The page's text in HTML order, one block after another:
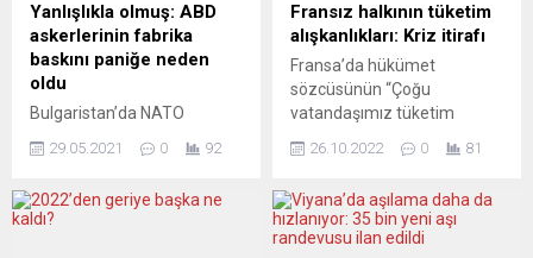
Yanlışlıkla olmuş: ABD
askerlerinin fabrika
baskını paniğe neden
oldu
Bulgaristan’da NATO
talimat aldıkları tahmin
ayçiçek fabrikasına
29.05.2021 0 92
Fransız halkının tüketim
alışkanlıkları: Kriz itirafı
Fransa’da hükümet
sözcüsünün “Çoğu
vatandaşımız tüketim
zorunda kaldı” ifadeleri
tartışmaya açtı. Fransa
Hükümet Sözcüsü Olivier
26.10.2022 0 81